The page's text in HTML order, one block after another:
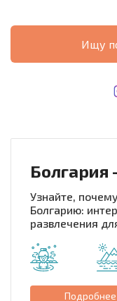
Ищу
Болгария
Узнайте,
Болгарию:
развлечения
Подробнее